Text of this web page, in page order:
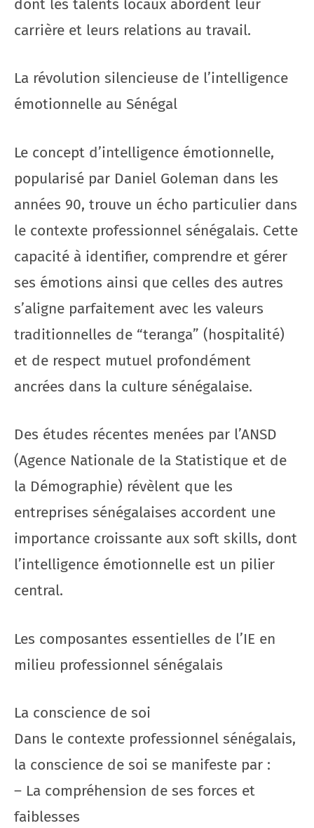
dont les talents locaux abordent leur
carrière et leurs relations au travail.
La révolution silencieuse de l’intelligence
émotionnelle au Sénégal
Le concept d’intelligence émotionnelle,
popularisé par Daniel Goleman dans les
années 90, trouve un écho particulier dans
le contexte professionnel sénégalais. Cette
capacité à identifier, comprendre et gérer
ses émotions ainsi que celles des autres
s’aligne parfaitement avec les valeurs
traditionnelles de “teranga” (hospitalité)
et de respect mutuel profondément
ancrées dans la culture sénégalaise.
Des études récentes menées par l’ANSD
(Agence Nationale de la Statistique et de
la Démographie) révèlent que les
entreprises sénégalaises accordent une
importance croissante aux soft skills, dont
l’intelligence émotionnelle est un pilier
central.
Les composantes essentielles de l’IE en
milieu professionnel sénégalais
La conscience de soi
Dans le contexte professionnel sénégalais,
la conscience de soi se manifeste par :
– La compréhension de ses forces et
faiblesses